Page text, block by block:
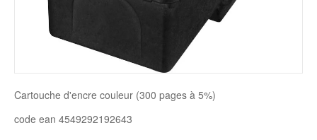
Disque SSD
Cartouche d'encre couleur (300 pages à 5%)
code ean 4549292192643